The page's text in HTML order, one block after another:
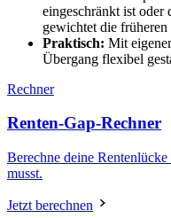
eingeschränkt ist oder
gewichtet die früheren
Praktisch: Mit
Übergang flexibel
Rechner
Renten-Gap-Rechner
Berechne deine
musst.
Jetzt berechnen